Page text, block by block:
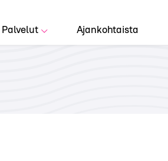
Palvelut Ajankohtaista